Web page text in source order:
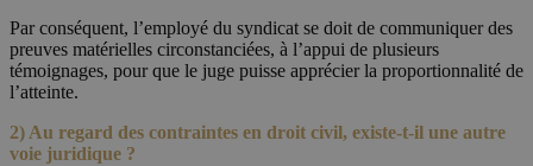
Par conséquent, l’employé du syndicat se doit de communiquer des
preuves matérielles circonstanciées, à l’appui de plusieurs
témoignages, pour que le juge puisse apprécier la proportionnalité de
l’atteinte.
2) Au regard des contraintes en droit civil, existe-t-il une autre
voie juridique ?